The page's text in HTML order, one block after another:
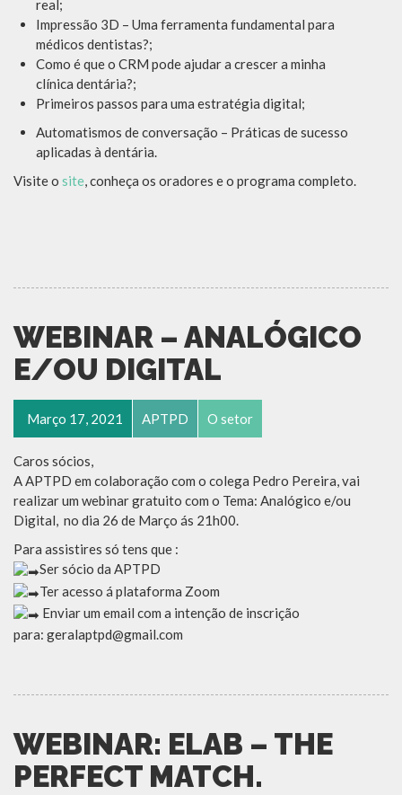
real;
Impressão 3D – Uma ferramenta fundamental para
médicos dentistas?;
Como é que o CRM pode ajudar a crescer a minha
clínica dentária?;
Primeiros passos para uma estratégia digital;
Automatismos de conversação – Práticas de sucesso
aplicadas à dentária.
Visite o site, conheça os oradores e o programa completo.
WEBINAR – ANALÓGICO
E/OU DIGITAL
Março 17, 2021 APTPD O setor
Caros sócios,
A APTPD em colaboração com o colega Pedro Pereira, vai
realizar um webinar gratuito com o Tema: Analógico e/ou
Digital, no dia 26 de Março ás 21h00.
Para assistires só tens que :
Ser sócio da APTPD
Ter acesso á plataforma Zoom
Enviar um email com a intenção de inscrição
para: geralaptpd@gmail.com
WEBINAR: ELAB – THE
PERFECT MATCH.